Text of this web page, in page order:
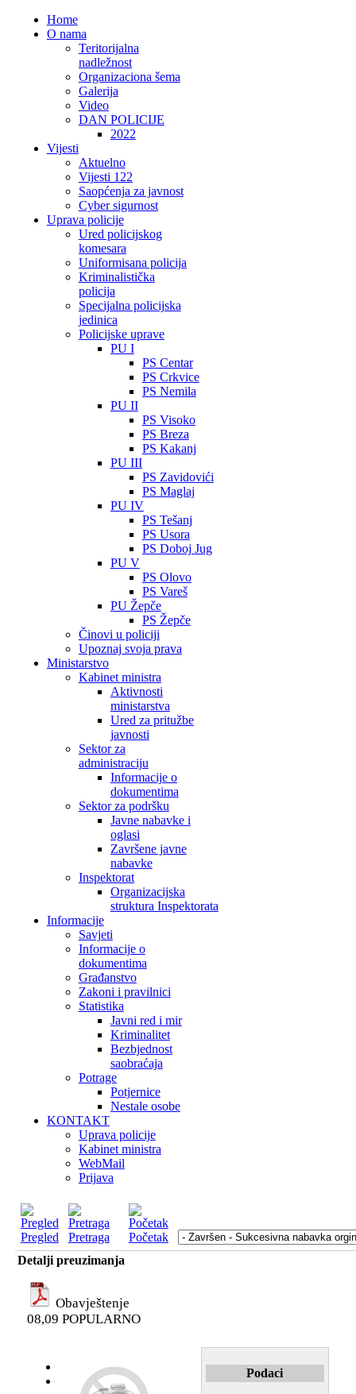
Home
O nama
Teritorijalna
nadležnost
Organizaciona šema
Galerija
Video
DAN POLICIJE
2022
Vijesti
Aktuelno
Vijesti 122
Saopćenja za javnost
Cyber sigurnost
Uprava policije
Ured policijskog
komesara
Uniformisana policija
Kriminalistička
policija
Specijalna policijska
jedinica
Policijske uprave
PU I
PS Centar
PS Crkvice
PS Nemila
PU II
PS Visoko
PS Breza
PS Kakanj
PU III
PS Zavidovići
PS Maglaj
PU IV
PS Tešanj
PS Usora
PS Doboj Jug
PU V
PS Olovo
PS Vareš
PU Žepče
PS Žepče
Činovi u policiji
Upoznaj svoja prava
Ministarstvo
Kabinet ministra
Aktivnosti
ministarstva
Ured za pritužbe
javnosti
Sektor za
administraciju
Informacije o
dokumentima
Sektor za podršku
Javne nabavke i
oglasi
Završene javne
nabavke
Inspektorat
Organizacijska
struktura Inspektorata
Informacije
Savjeti
Informacije o
dokumentima
Građanstvo
Zakoni i pravilnici
Statistika
Javni red i mir
Kriminalitet
Bezbjednost
saobraćaja
Potrage
Potjernice
Nestale osobe
KONTAKT
Uprava policije
Kabinet ministra
WebMail
Prijava
Pregled Pretraga
Početak
Detalji preuzimanja
Obavještenje
08,09 POPULARNO
Podaci